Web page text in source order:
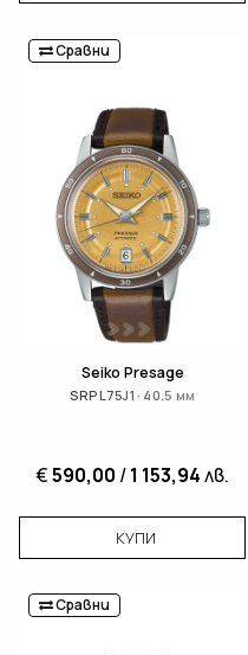
Сравни
Seiko Presage
SRPL75J1 · 40.5 мм
€590,00 /1 153,94лв.
КУПИ
Сравни